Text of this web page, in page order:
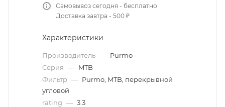
Самовывоз сегодня - бесплатно
Доставка завтра - 500 ₽
Характеристики
Производитель — Purmo
Серия — MTB
Фильтр — Purmo, MTB, перекрывной
угловой
rating — 3.3